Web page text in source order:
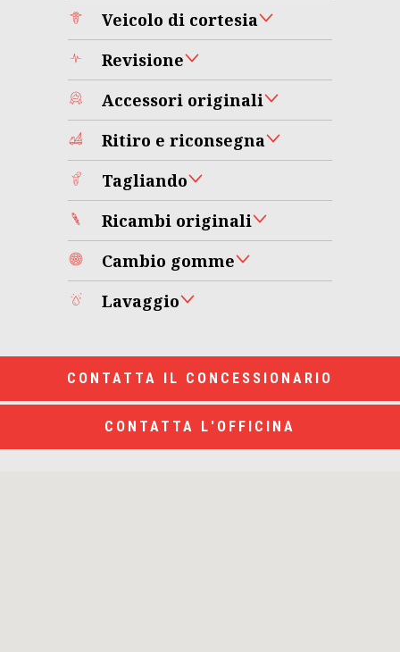
Veicolo di cortesia
Revisione
Accessori originali
Ritiro e riconsegna
Tagliando
Ricambi originali
Cambio gomme
Lavaggio
CONTATTA IL CONCESSIONARIO
CONTATTA L'OFFICINA